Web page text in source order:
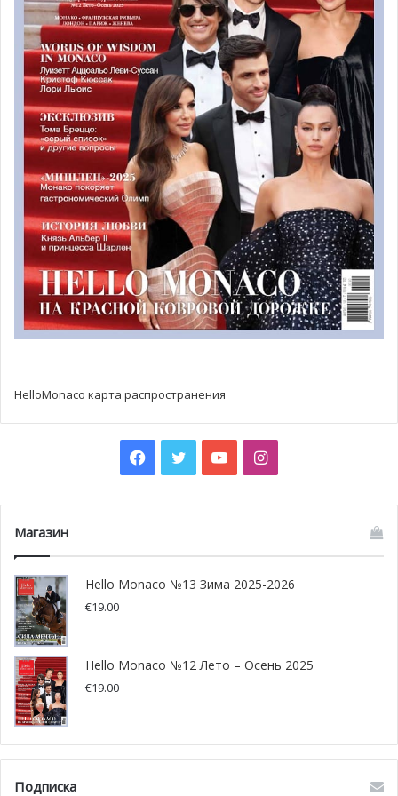
Стратегия Delta: расширение
Бостона
Delta на этом не останавливается: летом 2026 года
авиакомпания планирует обслуживать уже 12
европейских направлений из Бостона. Помимо Ниццы и
Мадрида — ежедневные рейсы в Барселону с 7 мая и
ранний старт сезона в Милан с 16 мая.
Хаб Delta в Логане также развивается: недавно здесь
открылся новыйDelta One Loungeи расширенный Sky
Club. Бостон стремительно укрепляет позиции в сети
глобальных перевозок авиакомпании.
и наоборот? От дегустации средиземноморской кухни
до прогулки по Бикон-Хилл, новый маршрут обещает
лёгкость, элегантность и высокий комфорт путешествий.
HelloMonaco карта распространения
Facebook
TwitterYouTubeInstagram
Магазин
Hello Monaco №13 Зима 2025-2026
€19.00
Hello Monaco №12 Лето – Осень 2025
€19.00
Подписка